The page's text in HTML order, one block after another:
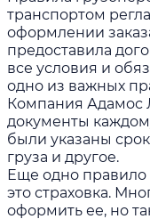
транспортом
оформлении
предоставила
все условия и
одно из важных
Компания Адамос
документы
были указаны
груза и другое.
Еще одно правило
это страховка.
оформить ее, но